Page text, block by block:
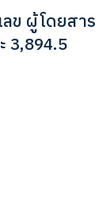
ข ผู้โดยสาร
3,894.5